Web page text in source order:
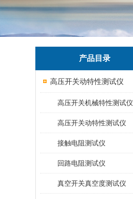
产品目录
高压开关动特性测试仪
高压开关机械特性测试仪
高压开关动特性测试仪
接触电阻测试仪
回路电阻测试仪
真空开关真空度测试仪